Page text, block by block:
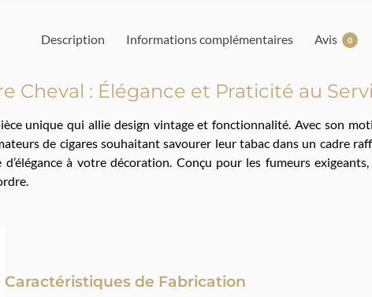
Description Informations complémentaires Avis 0
Cheval : Élégance et Praticité au
unique qui allie design vintage et fonctionnalité. Avec son
de cigares souhaitant savourer leur tabac dans un cadre
à votre décoration. Conçu pour les fumeurs
Caractéristiques de Fabrication